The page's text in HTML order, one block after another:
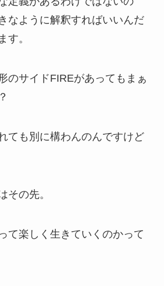
なように解釈すればいいんだ
す。
のサイドFIREがあってもまぁ
ても別に構わんのんですけど
その先。
て楽しく生きていくのかって